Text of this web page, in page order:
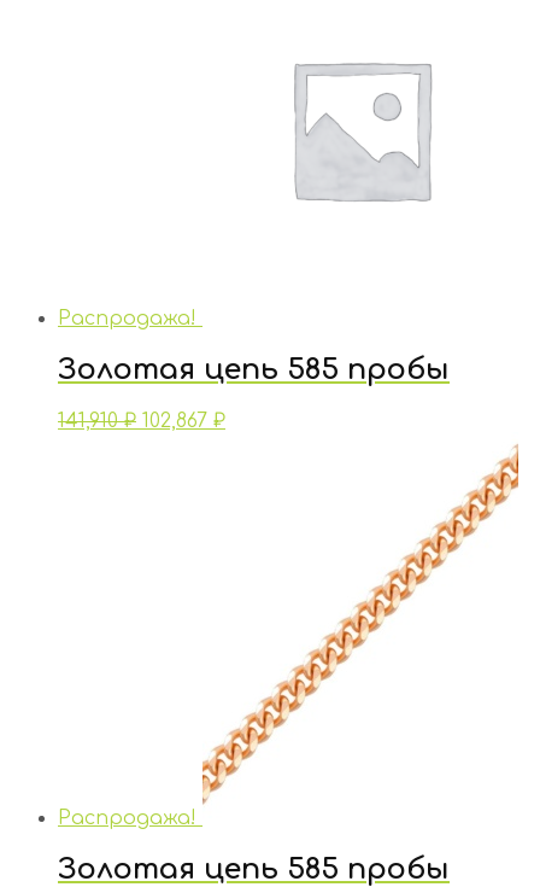
Распродажа!
Золотая цепь 585 пробы
141,910₽ 102,867 ₽
Распродажа!
Золотая цепь 585 пробы